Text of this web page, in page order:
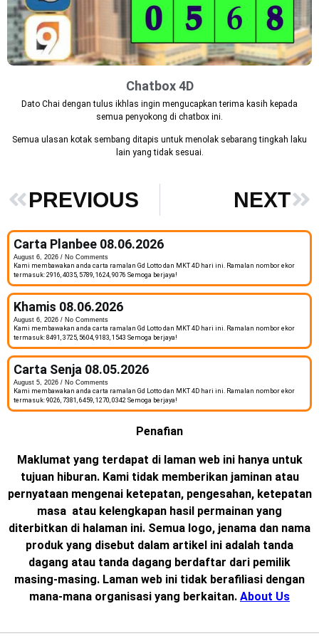
Chatbox 4D
Dato Chai dengan tulus ikhlas ingin mengucapkan terima kasih kepada
semua penyokong di chatbox ini.
Semua ulasan kotak sembang ditapis untuk menolak sebarang tingkah laku
lain yang tidak sesuai.
PREVIOUS NEXT
Carta Planbee 08.06.2026
August 6, 2026
No Comments
Kami membawakan anda carta ramalan Gd Lotto dan MKT 4D hari ini. Ramalan nombor ekor
termasuk: 2916, 4035, 5789, 1624, 9076 Semoga berjaya!
Khamis 08.06.2026
August 6, 2026
No Comments
Kami membawakan anda carta ramalan Gd Lotto dan MKT 4D hari ini. Ramalan nombor ekor
termasuk: 8491, 3725, 5604, 9183, 1543 Semoga berjaya!
Carta Senja 08.05.2026
August 5, 2026
No Comments
Kami membawakan anda carta ramalan Gd Lotto dan MKT 4D hari ini. Ramalan nombor ekor
termasuk: 9026, 7381, 6459, 1270, 0342 Semoga berjaya!
Penafian
Maklumat yang terdapat di laman web ini hanya untuk
tujuan hiburan. Kami tidak memberikan jaminan atau
pernyataan mengenai ketepatan, pengesahan, ketepatan
masa atau kelengkapan hasil permainan yang
diterbitkan di halaman ini. Semua logo, jenama dan nama
produk yang disebut dalam artikel ini adalah tanda
dagang atau tanda dagang berdaftar dari pemilik
masing-masing. Laman web ini tidak berafiliasi dengan
mana-mana organisasi yang berkaitan. About Us